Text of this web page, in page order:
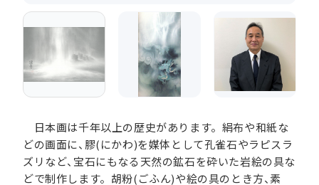
日本画は千年以上の歴史があります。絹布や和紙な
どの画面に、膠(にかわ)を媒体として孔雀石やラピスラ
ズリなど、宝石にもなる天然の鉱石を砕いた岩絵の具な
どで制作します。胡粉(ごふん)や絵の具のとき方、素